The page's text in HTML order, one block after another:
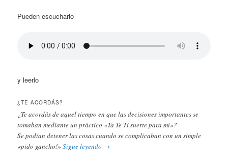
Pueden escucharlo
y leerlo
¿TE ACORDÁS?
¿Te acordás de aquel tiempo en que las decisiones importantes se
tomaban mediante un práctico «Ta Te Ti suerte para mí»?
Se podían detener las cosas cuando se complicaban con un simple
«pido gancho!»Sigue leyendo →